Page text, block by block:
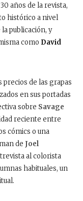
años de la revista,
histórico a nivel
publicación, y
como David
de las grapas
en sus portadas
sobre Savage
reciente entre
cómics o una
de Joel
al colorista
habituales, un